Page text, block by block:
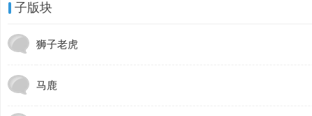
子版块
狮子老虎
马鹿